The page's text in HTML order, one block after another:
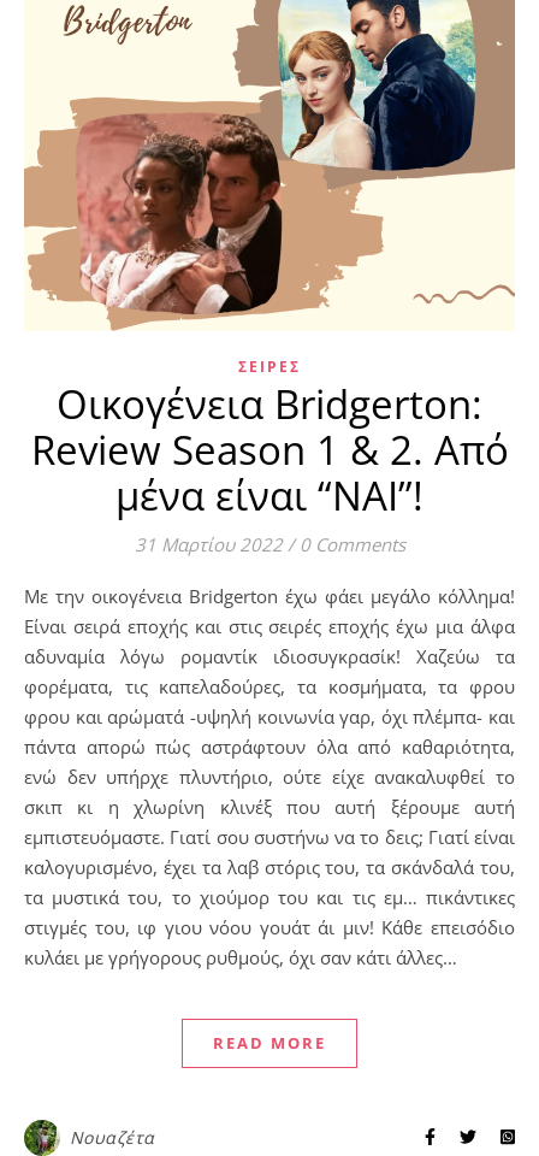
ΣΕΙΡΈΣ
Οικογένεια Bridgerton:
Review Season 1 & 2. Από
μένα είναι “ΝΑΙ”!
31 Μαρτίου 2022 / 0 Comments
Με την οικογένεια Bridgerton έχω φάει μεγάλο κόλλημα!
Είναι σειρά εποχής και στις σειρές εποχής έχω μια άλφα
αδυναμία λόγω ρομαντίκ ιδιοσυγκρασίκ! Χαζεύω τα
φορέματα, τις καπελαδούρες, τα κοσμήματα, τα φρου
φρου και αρώματά -υψηλή κοινωνία γαρ, όχι πλέμπα- και
πάντα απορώ πώς αστράφτουν όλα από καθαριότητα,
ενώ δεν υπήρχε πλυντήριο, ούτε είχε ανακαλυφθεί το
σκιπ κι η χλωρίνη κλινέξ που αυτή ξέρουμε αυτή
εμπιστευόμαστε. Γιατί σου συστήνω να το δεις; Γιατί είναι
καλογυρισμένο, έχει τα λαβ στόρις του, τα σκάνδαλά του,
τα μυστικά του, το χιούμορ του και τις εμ… πικάντικες
στιγμές του, ιφ γιου νόου γουάτ άι μιν! Κάθε επεισόδιο
κυλάει με γρήγορους ρυθμούς, όχι σαν κάτι άλλες…
READ MORE
Νουαζέτα